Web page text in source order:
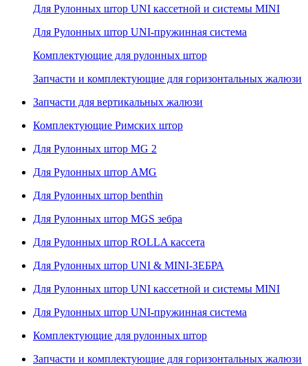
Для Рулонных штор UNI кассетной и системы MINI
Для Рулонных штор UNI-пружинная система
Комплектующие для рулонных штор
Запчасти и комплектующие для горизонтальных жалюзи
Запчасти для вертикальных жалюзи
Комплектующие Римских штор
Для Рулонных штор MG 2
Для Рулонных штор AMG
Для Рулонных штор benthin
Для Рулонных штор MGS зебра
Для Рулонных штор ROLLA кассета
Для Рулонных штор UNI & MINI-ЗЕБРА
Для Рулонных штор UNI кассетной и системы MINI
Для Рулонных штор UNI-пружинная система
Комплектующие для рулонных штор
Запчасти и комплектующие для горизонтальных жалюзи